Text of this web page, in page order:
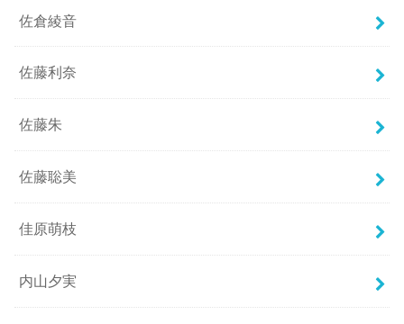
佐倉綾音
佐藤利奈
佐藤朱
佐藤聡美
佳原萌枝
内山夕実